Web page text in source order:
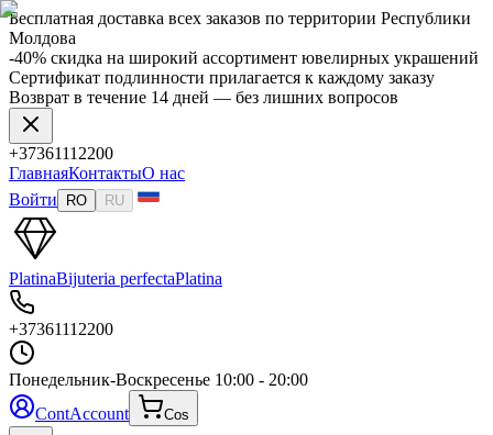
Бесплатная доставка всех заказов по территории Республики
Молдова
-40% скидка на широкий ассортимент ювелирных украшений
Сертификат подлинности прилагается к каждому заказу
Возврат в течение 14 дней — без лишних вопросов
+37361112200
ГлавнаяКонтактыО нас
Войти
RO RU
PlatinaBijuteria perfectaPlatina
+37361112200
Понедельник-Воскресенье 10:00 - 20:00
ContAccount Cos